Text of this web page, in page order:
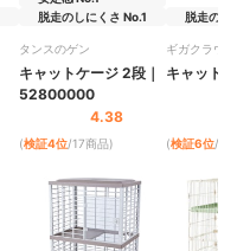
脱走のしにくさ No.1
タンスのゲン
キャットケージ 2段 ｜
52800000
4.38
(検証4位/17商品)
脱走のし
ギガクラウ
ー・ジャパン
キャット
(検証6位/17